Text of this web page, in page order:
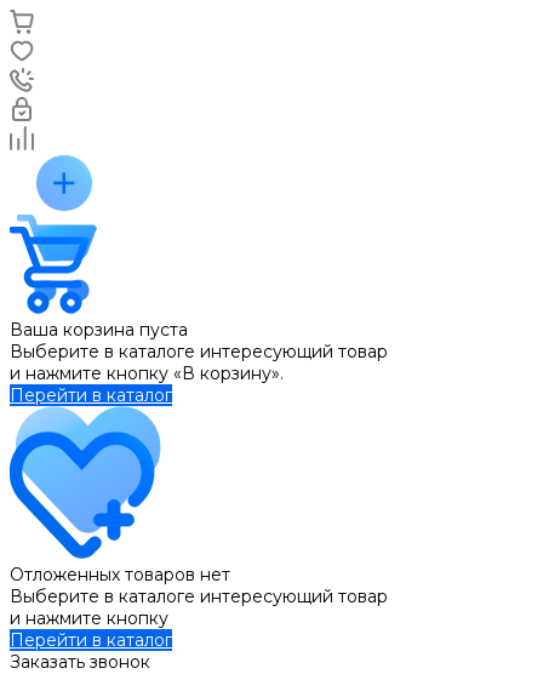
Ваша корзина пуста
Выберите в каталоге интересующий товар
и нажмите кнопку «В корзину».
Перейти в каталог
Отложенных товаров нет
Выберите в каталоге интересующий товар
и нажмите кнопку
Перейти в каталог
Заказать звонок